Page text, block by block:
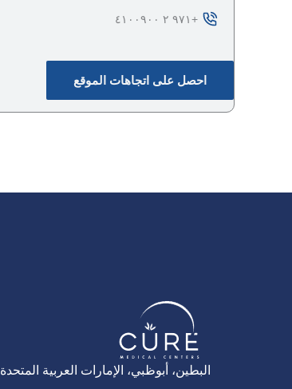
احصل على اتجاهات الموقع
البطين، أبوظبي، الإمارات العربية المتحدة